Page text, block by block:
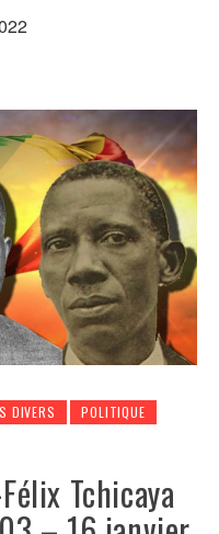
DIVERS
POLITIQUE
Tchicaya